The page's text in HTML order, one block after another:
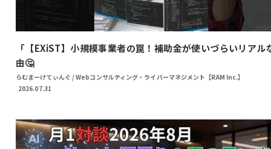
「【EXiST】小規模事業者の罠！補助金が使いづらいリアル
由🤔
らむまーけてぃんぐ / Webコンサルティング・ライバーマネジメント【RAM Inc.】
2026.07.31